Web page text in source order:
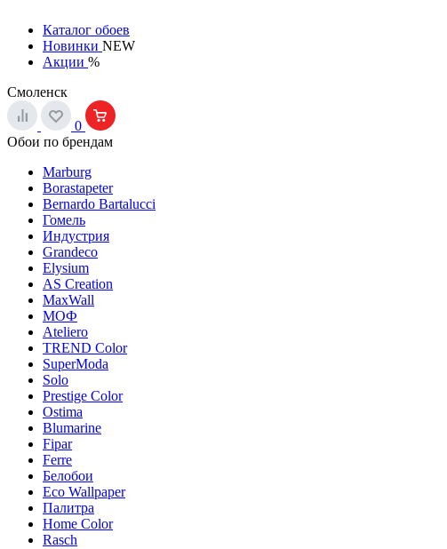
Каталог обоев
Новинки NEW
Акции %
Смоленск
0
Обои по брендам
Marburg
Borastapeter
Bernardo Bartalucci
Гомель
Индустрия
Grandeco
Elysium
AS Creation
MaxWall
МОФ
Ateliero
TREND Color
SuperModa
Solo
Prestige Color
Ostima
Blumarine
Fipar
Ferre
Белобои
Eco Wallpaper
Палитра
Home Color
Rasch